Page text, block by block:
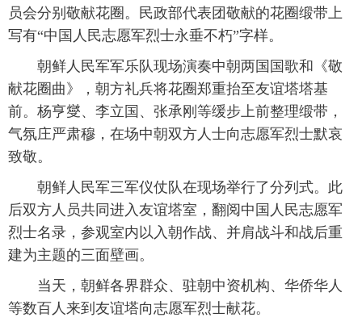
员会分别敬献花圈。民政部代表团敬献的花圈缎带上
写有“中国人民志愿军烈士永垂不朽”字样。
朝鲜人民军军乐队现场演奏中朝两国国歌和《敬
献花圈曲》，朝方礼兵将花圈郑重抬至友谊塔塔基
前。杨亨燮、李立国、张承刚等缓步上前整理缎带，
气氛庄严肃穆，在场中朝双方人士向志愿军烈士默哀
致敬。
朝鲜人民军三军仪仗队在现场举行了分列式。此
后双方人员共同进入友谊塔室，翻阅中国人民志愿军
烈士名录，参观室内以入朝作战、并肩战斗和战后重
建为主题的三面壁画。
当天，朝鲜各界群众、驻朝中资机构、华侨华人
等数百人来到友谊塔向志愿军烈士献花。